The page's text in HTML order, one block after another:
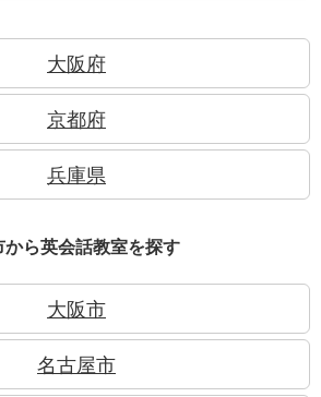
大阪府
京都府
兵庫県
ら英会話教室を探す
大阪市
名古屋市